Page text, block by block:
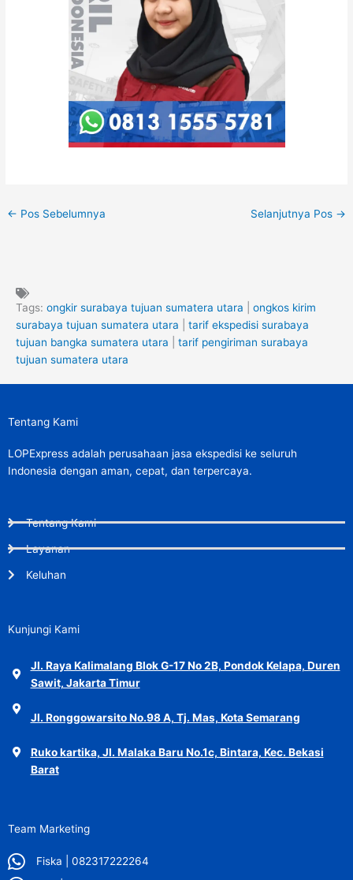
← Pos Sebelumnya Selanjutnya Pos →
Tags: ongkir surabaya tujuan sumatera utara
ongkos kirim
surabaya tujuan sumatera utara
tarif ekspedisi surabaya
tujuan bangka sumatera utara
tarif pengiriman surabaya
tujuan sumatera utara
Tentang Kami
LOPExpress adalah perusahaan jasa ekspedisi ke seluruh
Indonesia dengan aman, cepat, dan terpercaya.
Tentang Kami
Layanan
Keluhan
Kunjungi Kami
Jl. Raya Kalimalang Blok G-17 No 2B, Pondok Kelapa, Duren
Sawit, Jakarta Timur
Jl. Ronggowarsito No.98 A, Tj. Mas, Kota Semarang
Ruko kartika, Jl. Malaka Baru No.1c, Bintara, Kec. Bekasi
Barat
Team Marketing
Fiska | 082317222264